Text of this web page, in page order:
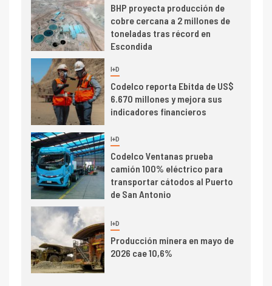
BHP proyecta producción de
cobre cercana a 2 millones de
toneladas tras récord en
Escondida
I+D
Codelco reporta Ebitda de US$
6.670 millones y mejora sus
indicadores financieros
1 I+D
Codelco Ventanas prueba
camión 100% eléctrico para
transportar cátodos al Puerto
de San Antonio
I+D
Producción minera en mayo de
2026 cae 10,6%